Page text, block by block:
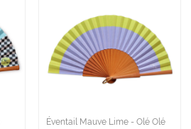
Éventail Mauve Lime - Olé Olé